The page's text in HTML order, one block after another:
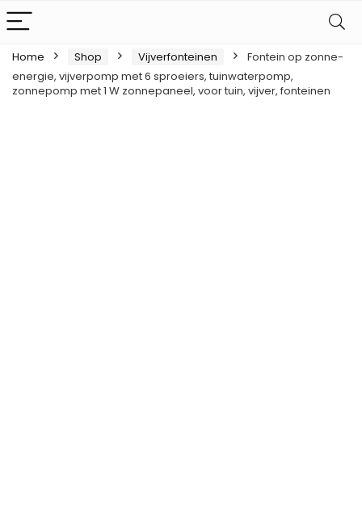
Home Shop Vijverfonteinen
Fontein op zonne-
energie, vijverpomp met 6 sproeiers, tuinwaterpomp,
zonnepomp met 1 W zonnepaneel, voor tuin, vijver, fonteinen